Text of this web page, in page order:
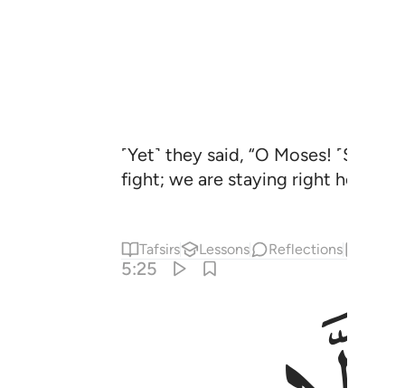
˹Yet˺ they said, “O Moses!
fight; we are staying right here!”
Tafsirs Lessons Reflections
5:25